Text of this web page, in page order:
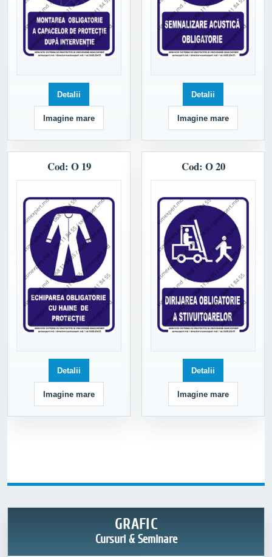
Detalii
Imagine mare
Detalii
Imagine mare
Cod: O 19
Detalii
Imagine mare
Cod: O 20
Detalii
Imagine mare
GRAFIC
Cursuri & Seminare